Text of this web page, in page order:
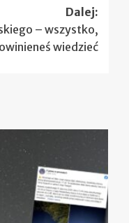
Dalej:
– wszystko,
wiedzieć